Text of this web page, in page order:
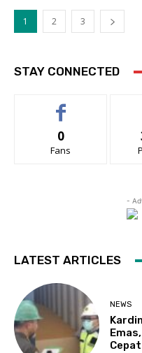
1 2 3
STAY CONNECTED
0
Fans
-
LATEST ARTICLES
NEWS
Cepat